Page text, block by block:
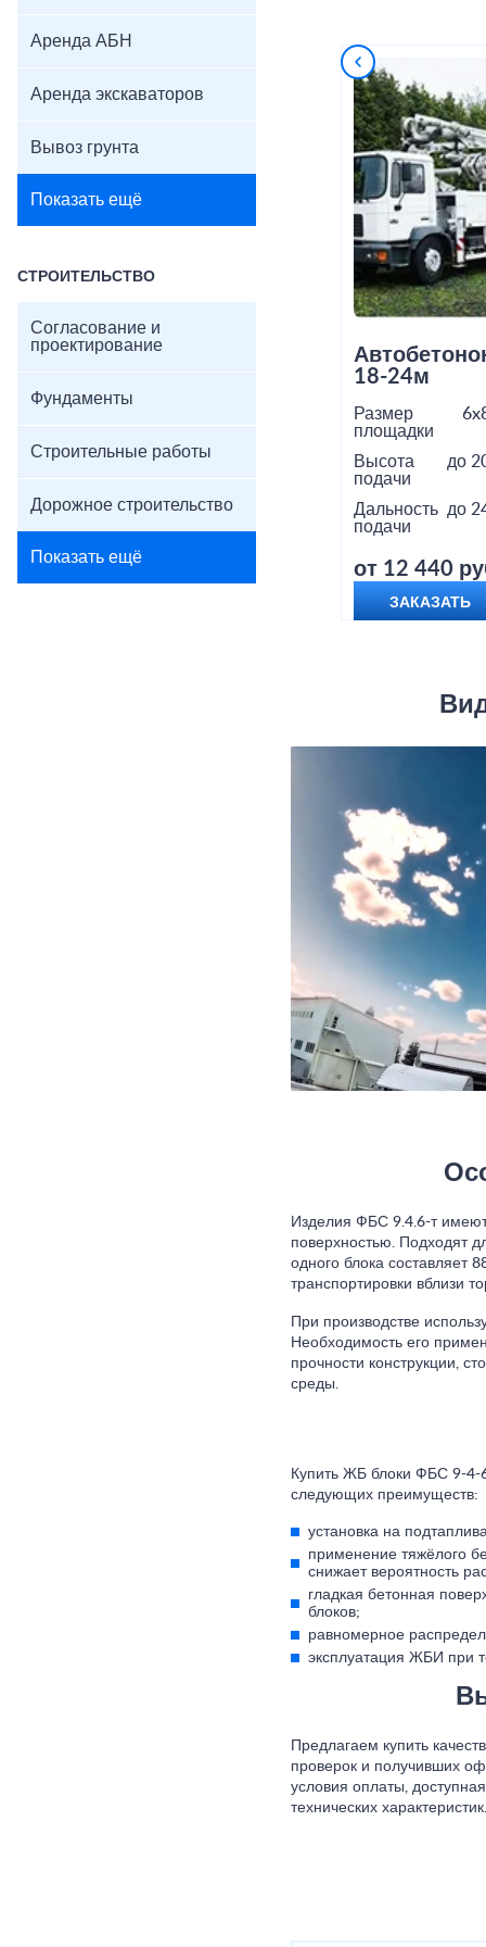
Аренда АБН
Аренда экскаваторов
Вывоз грунта
Показать ещё
СТРОИТЕЛЬСТВО
Согласование и
проектирование
Фундаменты
Строительные работы
Дорожное строительство
Показать ещё
18-24м
Размер
площадки
Высота
подачи
до
Дальность
подачи
до
от 12 440
ЗАКАЗАТЬ
Изделия ФБС 9.4.6-т
поверхностью. Подходят
одного блока составляет
транспортировки вблизи
При производстве
Необходимость его
прочности конструкции,
среды.
Купить ЖБ блоки ФБС 9-4-
следующих преимуществ:
установка на
применение тяжёлого
снижает вероятность
гладкая бетонная
блоков;
равномерное
эксплуатация ЖБИ при
Предлагаем купить
проверок и получивших
условия оплаты,
технических характеристик.